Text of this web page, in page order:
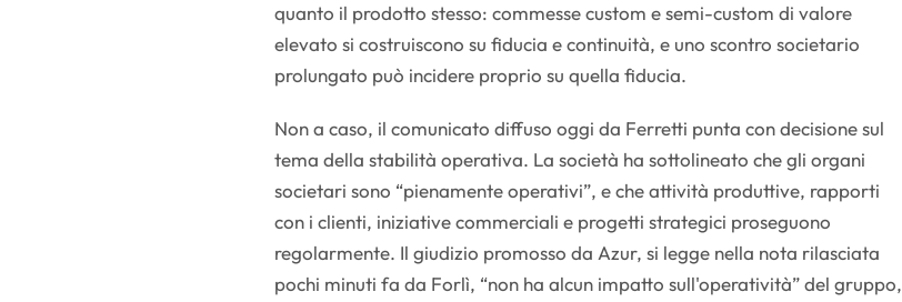
quanto il prodotto stesso: commesse custom e semi-custom di valore
elevato si costruiscono su fiducia e continuità, e uno scontro societario
prolungato può incidere proprio su quella fiducia.
Non a caso, il comunicato diffuso oggi da Ferretti punta con decisione sul
tema della stabilità operativa. La società ha sottolineato che gli organi
societari sono “pienamente operativi”, e che attività produttive, rapporti
con i clienti, iniziative commerciali e progetti strategici proseguono
regolarmente. Il giudizio promosso da Azur, si legge nella nota rilasciata
pochi minuti fa da Forlì, “non ha alcun impatto sull'operatività” del gruppo,